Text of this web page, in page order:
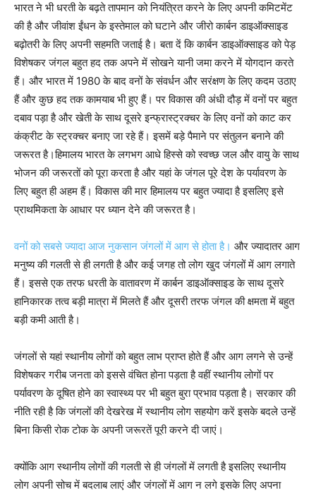
भारत ने भी धरती के बढ़ते तापमान को नियंत्रित करने के लिए अपनी कमिटमेंट
की है और जीवांश ईंधन के इस्तेमाल को घटाने और जीरो कार्बन डाइऑक्साइड
बढ़ोतरी के लिए अपनी सहमति जताई है। बता दें कि कार्बन डाइऑक्साइड को पेड़
विशेषकर जंगल बहुत हद तक अपने में सोखने यानी जमा करने में योगदान करते
हैं। और भारत में 1980 के बाद वनों के संवर्धन और सरंक्षण के लिए कदम उठाए
हैं और कुछ हद तक कामयाब भी हुए हैं। पर विकास की अंधी दौड़ में वनों पर बहुत
दबाव पड़ा है और खेती के साथ दूसरे इन्फ्रास्ट्रक्चर के लिए वनों को काट कर
कंक्रीट के स्ट्रक्चर बनाए जा रहे हैं। इसमें बड़े पैमाने पर संतुलन बनाने की
जरूरत है।हिमालय भारत के लगभग आधे हिस्से को स्वच्छ जल और वायु के साथ
भोजन की जरूरतों को पूरा करता है और यहां के जंगल पूरे देश के पर्यावरण के
लिए बहुत ही अहम हैं। विकास की मार हिमालय पर बहुत ज्यादा है इसलिए इसे
प्राथमिकता के आधार पर ध्यान देने की जरूरत है।
वनों को सबसे ज्यादा आज नुकसान जंगलों में आग से होता है। और ज्यादातर आग
मनुष्य की गलती से ही लगती है और कई जगह तो लोग खुद जंगलों में आग लगाते
हैं। इससे एक तरफ धरती के वातावरण में कार्बन डाइऑक्साइड के साथ दूसरे
हानिकारक तत्व बड़ी मात्रा में मिलते हैं और दूसरी तरफ जंगल की क्षमता में बहुत
बड़ी कमी आती है।
जंगलों से यहां स्थानीय लोगों को बहुत लाभ प्राप्त होते हैं और आग लगने से उन्हें
विशेषकर गरीब जनता को इससे वंचित होना पड़ता है वहीं स्थानीय लोगों पर
पर्यावरण के दूषित होने का स्वास्थ्य पर भी बहुत बुरा प्रभाव पड़ता है। सरकार की
नीति रही है कि जंगलों की देखरेख में स्थानीय लोग सहयोग करें इसके बदले उन्हें
बिना किसी रोक टोक के अपनी जरूरतें पूरी करने दी जाएं।
क्योंकि आग स्थानीय लोगों की गलती से ही जंगलों में लगती है इसलिए स्थानीय
लोग अपनी सोच में बदलाब लाएं और जंगलों में आग न लगे इसके लिए अपना